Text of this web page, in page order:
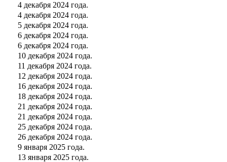
4 декабря 2024 года.
4 декабря 2024 года.
5 декабря 2024 года.
6 декабря 2024 года.
6 декабря 2024 года.
10 декабря 2024 года.
11 декабря 2024 года.
12 декабря 2024 года.
16 декабря 2024 года.
18 декабря 2024 года.
21 декабря 2024 года.
21 декабря 2024 года.
25 декабря 2024 года.
26 декабря 2024 года.
9 января 2025 года.
13 января 2025 года.